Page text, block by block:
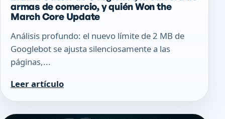
armas de comercio, y quién Won the
March Core Update
Análisis profundo: el nuevo límite de 2 MB de
Googlebot se ajusta silenciosamente a las
páginas,...
Leer artículo